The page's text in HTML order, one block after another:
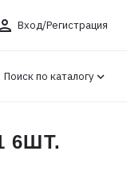
Вход/Регистрация
Поиск по каталогу
6ШТ.